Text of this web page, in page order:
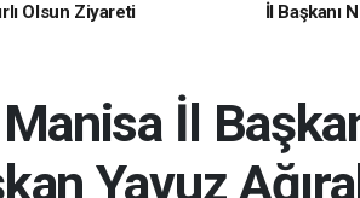
Olsun Ziyareti
İl Başkanı
İl
Yavuz